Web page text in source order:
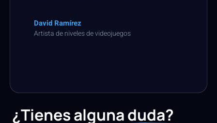
David Ramírez
Artista de niveles de videojuegos
¿Tienes algunaduda?